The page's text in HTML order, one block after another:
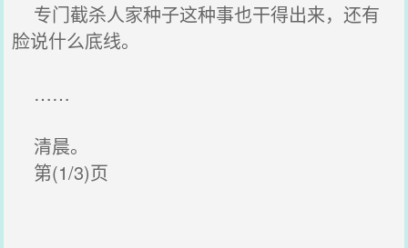
专门截杀人家种子这种事也干得出来，还有
脸说什么底线。
……
清晨。
第(1/3)页